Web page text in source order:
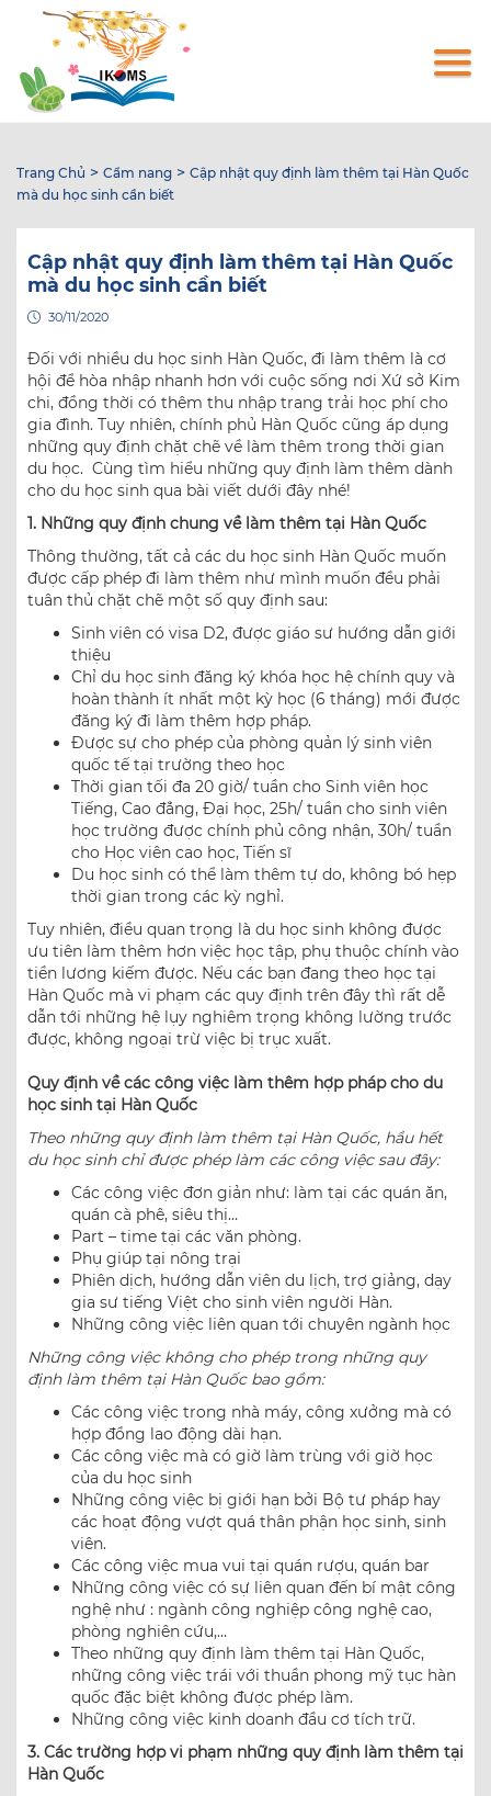
dung
Trang Chủ > Cẩm nang > Cập nhật quy định làm thêm tại Hàn Quốc
mà du học sinh cần biết
Cập nhật quy định làm thêm tại Hàn Quốc
mà du học sinh cần biết
30/11/2020
Đối với nhiều du học sinh Hàn Quốc, đi làm thêm là cơ
hội để hòa nhập nhanh hơn với cuộc sống nơi Xứ sở Kim
chi, đồng thời có thêm thu nhập trang trải học phí cho
gia đình. Tuy nhiên, chính phủ Hàn Quốc cũng áp dụng
những quy định chặt chẽ về làm thêm trong thời gian
du học. Cùng tìm hiểu những quy định làm thêm dành
cho du học sinh qua bài viết dưới đây nhé!
1. Những quy định chung về làm thêm tại Hàn Quốc
Thông thường, tất cả các du học sinh Hàn Quốc muốn
được cấp phép đi làm thêm như mình muốn đều phải
tuân thủ chặt chẽ một số quy định sau:
Sinh viên có visa D2, được giáo sư hướng dẫn giới
thiệu
Chỉ du học sinh đăng ký khóa học hệ chính quy và
hoàn thành ít nhất một kỳ học (6 tháng) mới được
đăng ký đi làm thêm hợp pháp.
Được sự cho phép của phòng quản lý sinh viên
quốc tế tại trường theo học
Thời gian tối đa 20 giờ/ tuần cho Sinh viên học
Tiếng, Cao đẳng, Đại học, 25h/ tuần cho sinh viên
học trường được chính phủ công nhận, 30h/ tuần
cho Học viên cao học, Tiến sĩ
Du học sinh có thể làm thêm tự do, không bó hẹp
thời gian trong các kỳ nghỉ.
Tuy nhiên, điều quan trọng là du học sinh không được
ưu tiên làm thêm hơn việc học tập, phụ thuộc chính vào
tiền lương kiếm được. Nếu các bạn đang theo học tại
Hàn Quốc mà vi phạm các quy định trên đây thì rất dễ
dẫn tới những hệ lụy nghiêm trọng không lường trước
được, không ngoại trừ việc bị trục xuất.
Quy định về các công việc làm thêm hợp pháp cho du
học sinh tại Hàn Quốc
Theo những quy định làm thêm tại Hàn Quốc, hầu hết
du học sinh chỉ được phép làm các công việc sau đây:
Các công việc đơn giản như: làm tại các quán ăn,
quán cà phê, siêu thị…
Part – time tại các văn phòng.
Phụ giúp tại nông trại
Phiên dịch, hướng dẫn viên du lịch, trợ giảng, dạy
gia sư tiếng Việt cho sinh viên người Hàn.
Những công việc liên quan tới chuyên ngành học
Những công việc không cho phép trong những quy
định làm thêm tại Hàn Quốc bao gồm:
Các công việc trong nhà máy, công xưởng mà có
hợp đồng lao động dài hạn.
Các công việc mà có giờ làm trùng với giờ học
của du học sinh
Những công việc bị giới hạn bởi Bộ tư pháp hay
các hoạt động vượt quá thân phận học sinh, sinh
viên.
Các công việc mua vui tại quán rượu, quán bar
Những công việc có sự liên quan đến bí mật công
nghệ như : ngành công nghiệp công nghệ cao,
phòng nghiên cứu,…
Theo những quy định làm thêm tại Hàn Quốc,
những công việc trái với thuần phong mỹ tục hàn
quốc đặc biệt không được phép làm.
Những công việc kinh doanh đầu cơ tích trữ.
3. Các trường hợp vi phạm những quy định làm thêm tại
Hàn Quốc